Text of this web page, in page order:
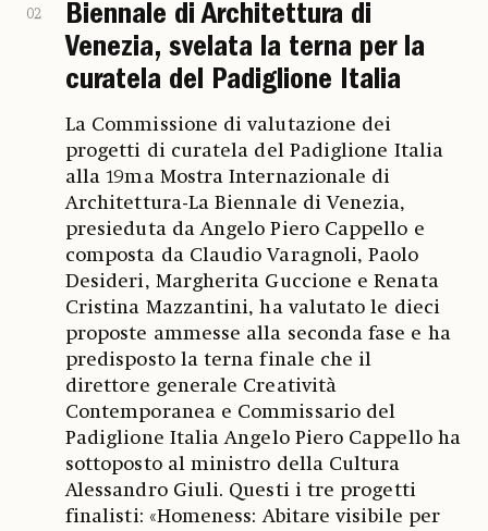
02
Biennale di Architettura di
Venezia, svelata la terna per la
curatela del Padiglione Italia
La Commissione di valutazione dei
progetti di curatela del Padiglione Italia
alla 19ma Mostra Internazionale di
Architettura-La Biennale di Venezia,
presieduta da Angelo Piero Cappello e
composta da Claudio Varagnoli, Paolo
Desideri, Margherita Guccione e Renata
Cristina Mazzantini, ha valutato le dieci
proposte ammesse alla seconda fase e ha
predisposto la terna finale che il
direttore generale Creatività
Contemporanea e Commissario del
Padiglione Italia Angelo Piero Cappello ha
sottoposto al ministro della Cultura
Alessandro Giuli. Questi i tre progetti
finalisti: «Homeness: Abitare visibile per